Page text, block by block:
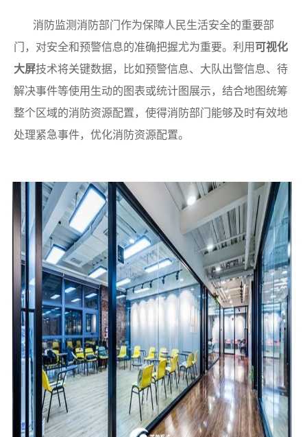
消防监测消防部门作为保障人民生活安全的重要部
门，对安全和预警信息的准确把握尤为重要。利用 可视化
大屏技术将关键数据，比如预警信息、大队出警信息、待
解决事件等使用生动的图表或统计图展示，结合地图统筹
整个区域的消防资源配置，使得消防部门能够及时有效地
处理紧急事件，优化消防资源配置。